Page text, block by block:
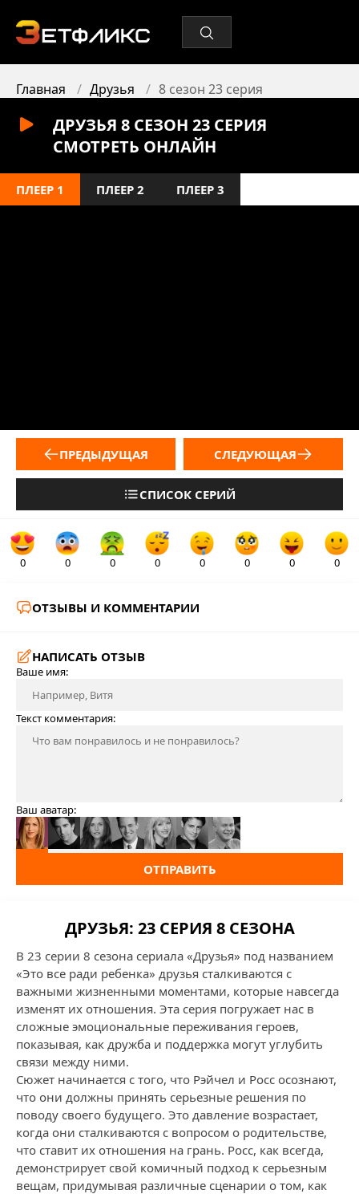
Главная Друзья 8 сезон 23 серия
ДРУЗЬЯ 8 СЕЗОН 23 СЕРИЯ
СМОТРЕТЬ ОНЛАЙН
ПЛЕЕР 1 ПЛЕЕР 2 ПЛЕЕР 3
ПРЕДЫДУЩАЯ
СПИСОК СЕРИЙ
СЛЕДУЮЩАЯ
0 0 0 0 0 0 0 0
ОТЗЫВЫ И КОММЕНТАРИИ
НАПИСАТЬ ОТЗЫВ
Ваше имя:
Текст комментария:
Ваш аватар:
ОТПРАВИТЬ
ДРУЗЬЯ: 23 СЕРИЯ 8 СЕЗОНА
В 23 серии 8 сезона сериала «Друзья» под названием
«Это все ради ребенка» друзья сталкиваются с
важными жизненными моментами, которые навсегда
изменят их отношения. Эта серия погружает нас в
сложные эмоциональные переживания героев,
показывая, как дружба и поддержка могут углубить
связи между ними.
Сюжет начинается с того, что Рэйчел и Росс осознают,
что они должны принять серьезные решения по
поводу своего будущего. Это давление возрастает,
когда они сталкиваются с вопросом о родительстве,
что ставит их отношения на грань. Росс, как всегда,
демонстрирует свой комичный подход к серьезным
вещам, придумывая различные сценарии о том, как